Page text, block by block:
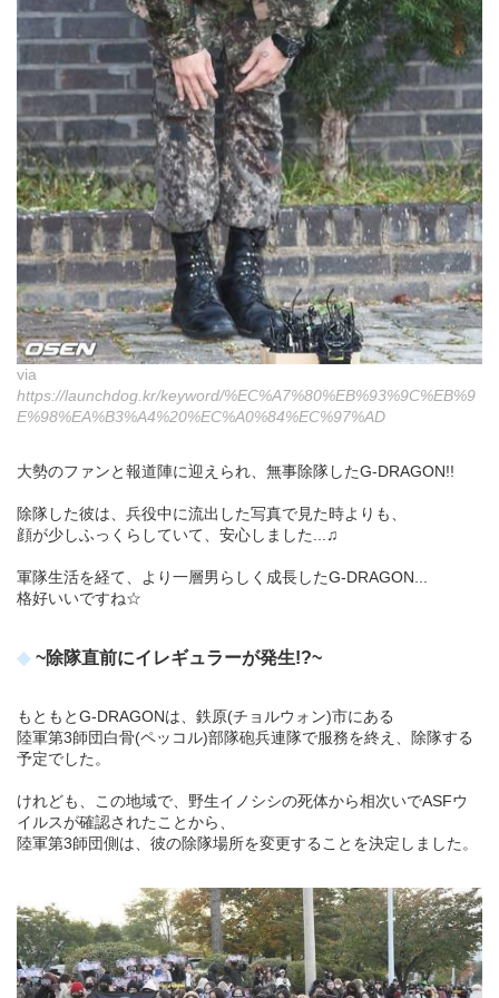
via
https://launchdog.kr/keyword/%EC%A7%80%EB%93%9C%EB%9
E%98%EA%B3%A4%20%EC%A0%84%EC%97%AD
大勢のファンと報道陣に迎えられ、無事除隊したG-DRAGON!!
除隊した彼は、兵役中に流出した写真で見た時よりも、
顔が少しふっくらしていて、安心しました...♫
軍隊生活を経て、より一層男らしく成長したG-DRAGON...
格好いいですね☆
~除隊直前にイレギュラーが発生!?~
もともとG-DRAGONは、鉄原(チョルウォン)市にある
陸軍第3師団白骨(ペッコル)部隊砲兵連隊で服務を終え、除隊する
予定でした。
けれども、この地域で、野生イノシシの死体から相次いでASFウ
イルスが確認されたことから、
陸軍第3師団側は、彼の除隊場所を変更することを決定しました。